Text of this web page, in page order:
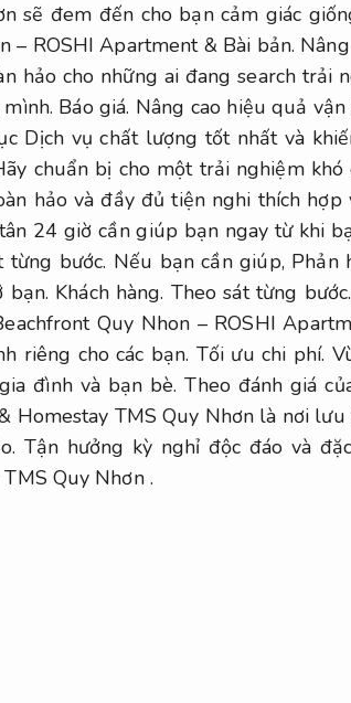
sẽ đem đến cho bạn cảm giác
– ROSHI Apartment & Bài bản.
hảo cho những ai đang search trải
Báo giá. Nâng cao hiệu quả vận
Dịch vụ chất lượng tốt nhất và
chuẩn bị cho một trải nghiệm
hảo và đầy đủ tiện nghi thích hợp
24 giờ cần giúp bạn ngay từ khi
từng bước. Nếu bạn cần giúp, Phản
bạn. Khách hàng. Theo sát từng bước.
Quy Nhon – ROSHI
riêng cho các bạn. Tối ưu chi phí.
đình và bạn bè. Theo đánh giá
Homestay TMS Quy Nhơn là nơi
Tận hưởng kỳ nghỉ độc đáo và
Quy Nhơn .